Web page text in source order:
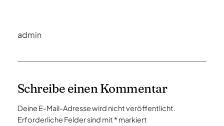
admin
Schreibe einen Kommentar
Deine E-Mail-Adresse wird nicht veröffentlicht.
Erforderliche Felder sind mit * markiert